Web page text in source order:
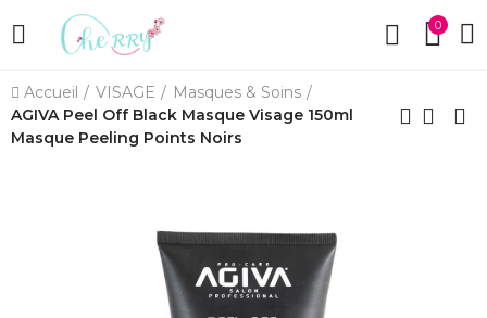
0
Accueil VISAGE
Masques & Soins
AGIVA Peel Off Black Masque Visage 150ml
Masque Peeling Points Noirs